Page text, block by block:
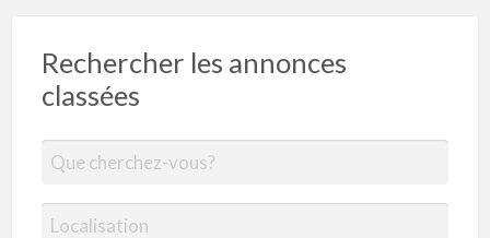
Rechercher les annonces
classées